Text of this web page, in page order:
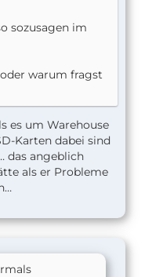
sozusagen im
warum fragst
es um Warehouse
Karten dabei sind
das angeblich
als er Probleme